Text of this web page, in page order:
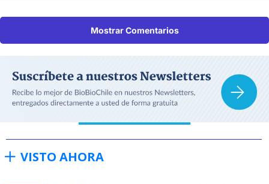
Mostrar Comentarios
VISTO AHORA